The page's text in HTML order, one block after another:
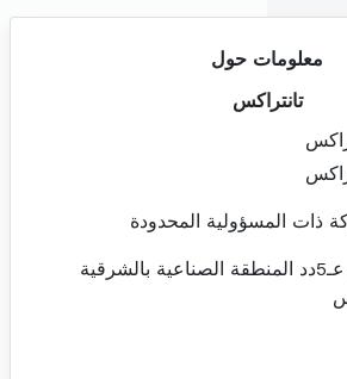
معلومات حول
تانتراكس
ذات المسؤولية المحدودة
نهج عـ5دد المنطقة الصناعية بالشرقية